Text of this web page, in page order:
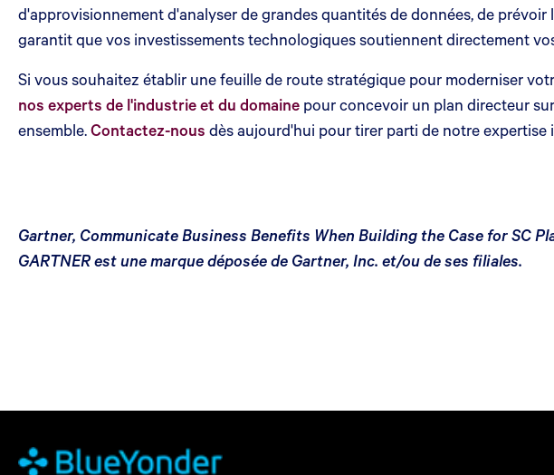
d'approvisionnement d'analyser de grandes quantités de données, de
garantit que vos investissements technologiques soutiennent directement
Si vous souhaitez établir une feuille de route stratégique pour moderniser
nos experts de l'industrie et du domaine pour concevoir un plan directeur
ensemble.Contactez-nous dès aujourd'hui pour tirer parti de notre
Gartner, Communicate Business Benefits When Building the Case for SC
GARTNER est une marque déposée de Gartner, Inc. et/ou de ses filiales.